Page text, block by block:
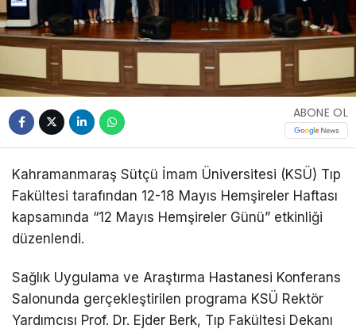
ABONE OL
Kahramanmaraş Sütçü İmam Üniversitesi (KSÜ) Tıp
Fakültesi tarafından 12-18 Mayıs Hemşireler Haftası
kapsamında “12 Mayıs Hemşireler Günü” etkinliği
düzenlendi.
Sağlık Uygulama ve Araştırma Hastanesi Konferans
Salonunda gerçekleştirilen programa KSÜ Rektör
Yardımcısı Prof. Dr. Ejder Berk, Tıp Fakültesi Dekanı